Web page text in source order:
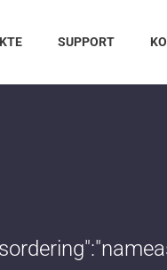
SUPPORT